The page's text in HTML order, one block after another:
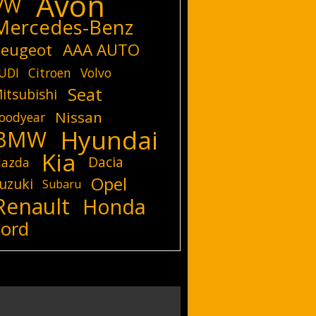
Benz
AAA AUTO
Citroen Volvo
Seat
Nissan
Hyundai
Kia
Dacia
Subaru Opel
Honda